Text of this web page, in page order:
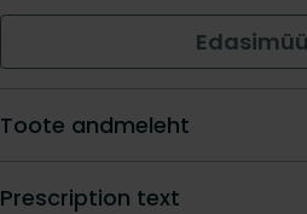
Toote andmeleht
Prescription text